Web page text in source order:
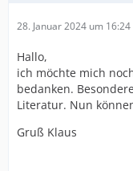
28. Januar 2024 um 16:24
Hallo,
ich möchte mich
bedanken.
Literatur. Nun
Gruß Klaus